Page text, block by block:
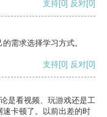
支持[0] 反对[0]
需求选择学习方式。
支持[0] 反对[0]
是看视频、玩游戏还是工
卡顿了。以前出差的时